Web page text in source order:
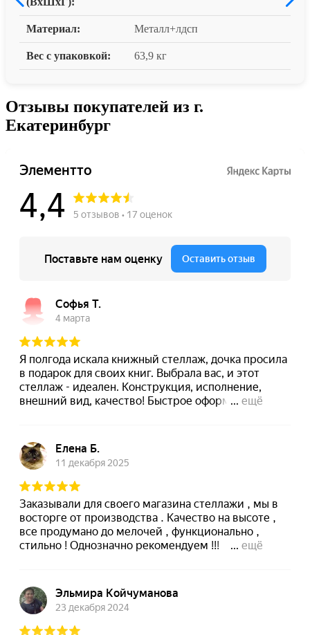
Материал: Металл+лдсп
Вес с упаковкой: 63,9 кг
Отзывы покупателей из г.
Екатеринбург